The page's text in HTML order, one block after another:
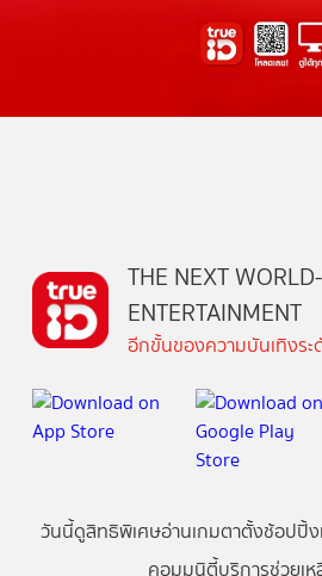
THE NEXT
ENTERTAINMENT
อีกขั้นของความบันเทิงร
วันนี้ดูสิทธิพิเศษอ่านเกมตาตั้งช้อปปิ้ง
คอมมูนิตี้บริการช่วยเ